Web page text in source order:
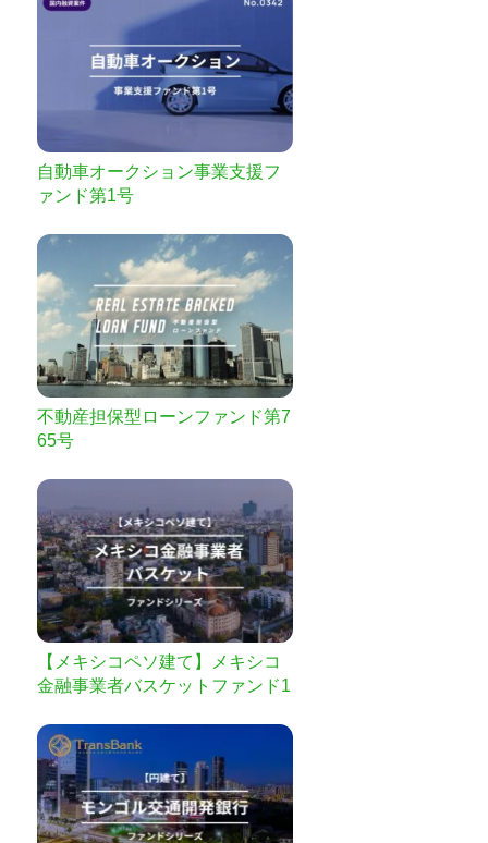
自動車オークション事業支援フ
ァンド第1号
不動産担保型ローンファンド第7
65号
【メキシコペソ建て】メキシコ
金融事業者バスケットファンド1
ンド】【SDGsファンド】